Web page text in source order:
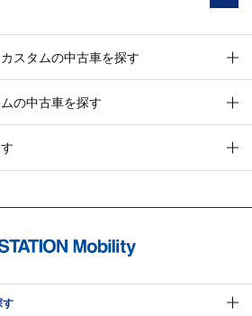
スタムの中古車を探す
の中古車を探す
す